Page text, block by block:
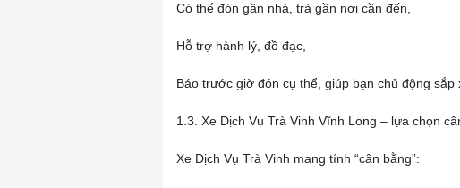
Có thể đón gần nhà, trả gần nơi cần đến,
Hỗ trợ hành lý, đồ đạc,
Báo trước giờ đón cụ thể, giúp bạn chủ động sắp
1.3. Xe Dịch Vụ Trà Vinh Vĩnh Long – lựa chọn
Xe Dịch Vụ Trà Vinh mang tính “cân bằng”: